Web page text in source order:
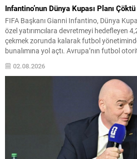
Infantino’nun Dünya Kupası Planı Çöktü
FIFA Başkanı Gianni Infantino, Dünya
özel yatırımcılara devretmeyi hedefleyen
çekmek zorunda kalarak futbol
bunalımına yol açtı. Avrupa’nın futbol
açıkladı ve sürecin şeffaflıktan uzak
02.08.2026